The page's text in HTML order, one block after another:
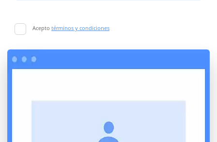
Acepto términos y condiciones